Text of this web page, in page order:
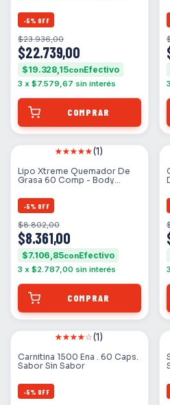
-5% OFF
$22.739,00
$23.936,00
$19.328,15con
3 x $7.579,67 sin interés
(1)
Lipo Xtreme Quemador De
Grasa 60 Comp - Body
-5% OFF
$8.361,00
$8.802,00
$7.106,85con
3 x $2.787,00 sin interés
(1)
Carnitina 1500 Ena . 60 Caps.
Sabor Sin Sabor
-5% OFF